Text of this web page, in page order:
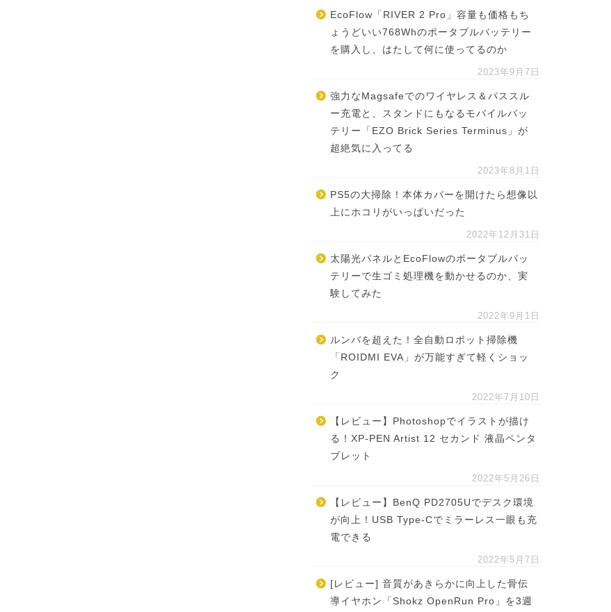
EcoFlow「RIVER 2 Pro」容量も価格もち
ょうどいい768Whのポータブルバッテリー
を購入し、はたして何に使ってるのか
2023年9月7日
強力なMagsafeでのワイヤレス＆パススル
ー充電と、スタンドにもなるモバイルバッ
テリー「EZO Brick Series Terminus」が
超絶気に入ってる
2023年8月1日
PS5の大掃除！本体カバーを開けたら想像以
上にホコリがいっぱいだった
2022年12月31日
太陽光パネルとEcoFlowのポータブルバッ
テリーで生ゴミ処理機を動かせるのか、実
験してみた
2022年9月1日
ルンバを超えた！全自動ロボット掃除機
「ROIDMI EVA」が万能すぎて軽くショッ
ク
2022年7月10日
【レビュー】Photoshopでイラストが描け
る！XP-PEN Artist 12 セカンド 液晶ペンタ
ブレット
2022年5月26日
【レビュー】BenQ PD2705Uでデスク環境
が向上！USB Type-Cでミラーレス一眼も充
電できる
2022年5月7日
[レビュー] 音質があきらかに向上した骨伝
導イヤホン「Shokz OpenRun Pro」を3週